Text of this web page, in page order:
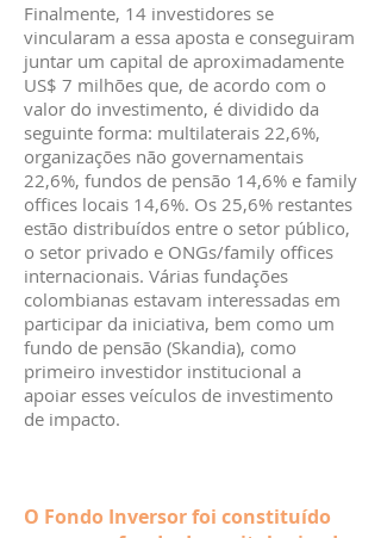
Finalmente, 14 investidores se
vincularam a essa aposta e conseguiram
juntar um capital de aproximadamente
US$ 7 milhões que, de acordo com o
valor do investimento, é dividido da
seguinte forma: multilaterais 22,6%,
organizações não governamentais
22,6%, fundos de pensão 14,6% e family
offices locais 14,6%. Os 25,6% restantes
estão distribuídos entre o setor público,
o setor privado e ONGs/family offices
internacionais. Várias fundações
colombianas estavam interessadas em
participar da iniciativa, bem como um
fundo de pensão (Skandia), como
primeiro investidor institucional a
apoiar esses veículos de investimento
de impacto.
O Fondo Inversor foi constituído